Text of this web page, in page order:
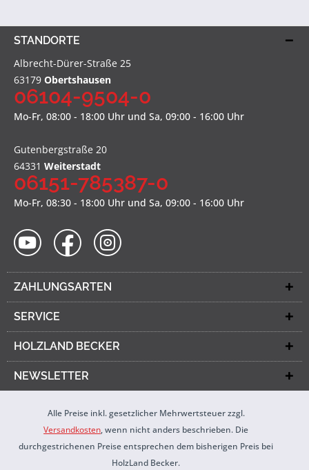
STANDORTE
Albrecht-Dürer-Straße 25
63179 Obertshausen
06104-9504-0
Mo-Fr, 08:00 - 18:00 Uhr und Sa, 09:00 - 16:00 Uhr
Gutenbergstraße 20
64331 Weiterstadt
06151-785387-0
Mo-Fr, 08:30 - 18:00 Uhr und Sa, 09:00 - 16:00 Uhr
ZAHLUNGSARTEN
SERVICE
HOLZLAND BECKER
NEWSLETTER
Alle Preise inkl. gesetzlicher Mehrwertsteuer zzgl.
Versandkosten, wenn nicht anders beschrieben. Die
durchgestrichenen Preise entsprechen dem bisherigen Preis bei
HolzLand Becker.